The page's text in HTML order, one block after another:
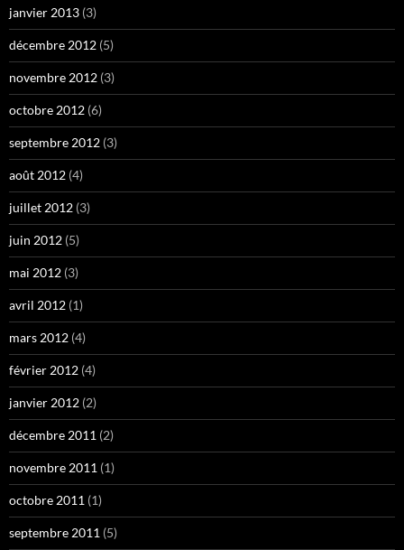
janvier 2013 (3)
décembre 2012 (5)
novembre 2012 (3)
octobre 2012 (6)
septembre 2012 (3)
août 2012 (4)
juillet 2012 (3)
juin 2012 (5)
mai 2012 (3)
avril 2012 (1)
mars 2012 (4)
février 2012 (4)
janvier 2012 (2)
décembre 2011 (2)
novembre 2011 (1)
octobre 2011 (1)
septembre 2011 (5)